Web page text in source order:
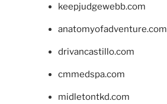
keepjudgewebb.com
anatomyofadventure.com
drivancastillo.com
cmmedspa.com
midletontkd.com